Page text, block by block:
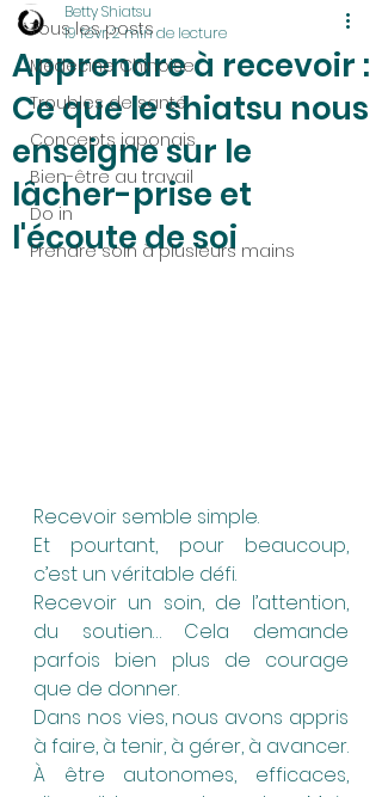
Tous les posts
Médecine Chinoise
Troubles de santé
Concepts japonais
Bien-être au travail
Do in
Prendre soin à plusieurs mains
Apprendre à recevoir :
Ce que le shiatsu nous
enseigne sur le
lâcher-prise et
l'écoute de soi
Betty Shiatsu
19 févr.2 min de lecture
Recevoir semble simple.
Et pourtant, pour beaucoup,
c’est un véritable défi.
Recevoir un soin, de l’attention,
du soutien… Cela demande
parfois bien plus de courage
que de donner.
Dans nos vies, nous avons appris
à faire, à tenir, à gérer, à avancer.
À être autonomes, efficaces,